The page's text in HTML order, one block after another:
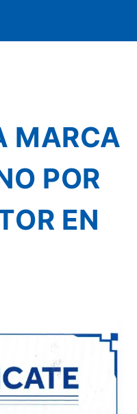
MARCA
POR
EN